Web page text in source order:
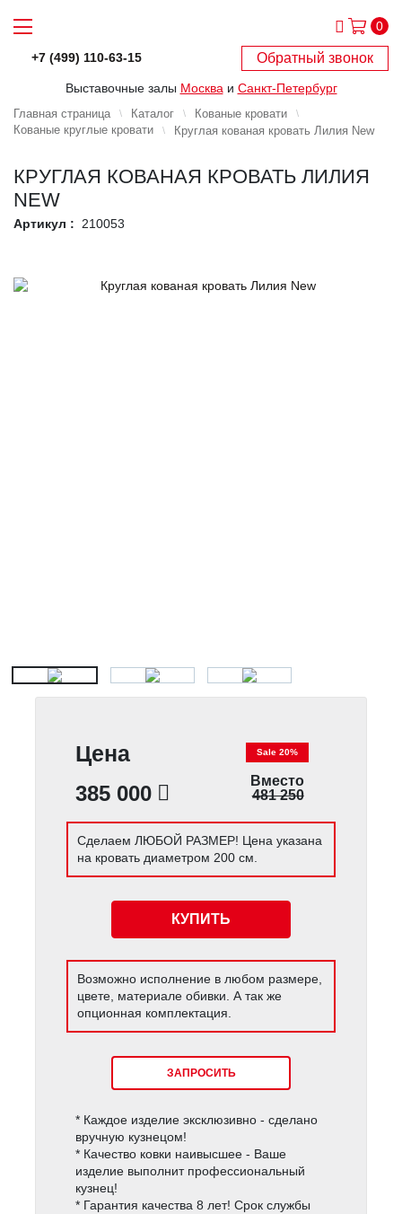
0
+7 (499) 110-63-15 Обратный звонок
Выставочные залы Москва и Санкт-Петербург
Главная страница Каталог
Кованые кровати
Кованые круглые кровати
Круглая кованая кровать Лилия New
КРУГЛАЯ КОВАНАЯ КРОВАТЬ ЛИЛИЯ
NEW
Артикул : 210053
Цена
385 000
Sale 20%
Вместо
481 250
Сделаем ЛЮБОЙ РАЗМЕР! Цена указана
на кровать диаметром 200 см.
КУПИТЬ
Возможно исполнение в любом размере,
цвете, материале обивки. А так же
опционная комплектация.
ЗАПРОСИТЬ
* Каждое изделие эксклюзивно - сделано
вручную кузнецом!
* Качество ковки наивысшее - Ваше
изделие выполнит профессиональный
кузнец!
* Гарантия качества 8 лет! Срок службы